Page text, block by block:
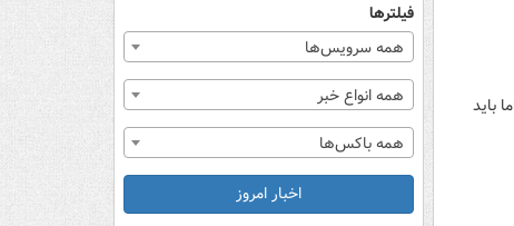
اما باید
فیلترها
همه سرویس‌ها
همه انواع خبر
همه باکس‌ها
اخبار امروز